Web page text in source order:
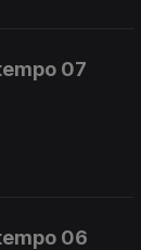
07
06